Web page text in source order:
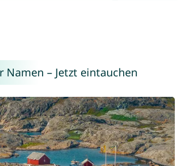
Namen – Jetzt eintauchen